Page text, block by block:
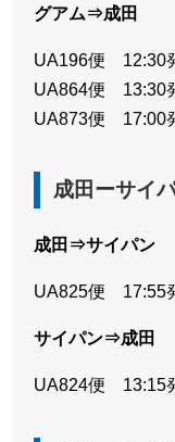
グアム⇒成田
UA196便 12:30
UA864便 13:30
UA873便 17:00
成田ーサイ
成田⇒サイパン
UA825便 17:55
サイパン⇒成田
UA824便 13:15